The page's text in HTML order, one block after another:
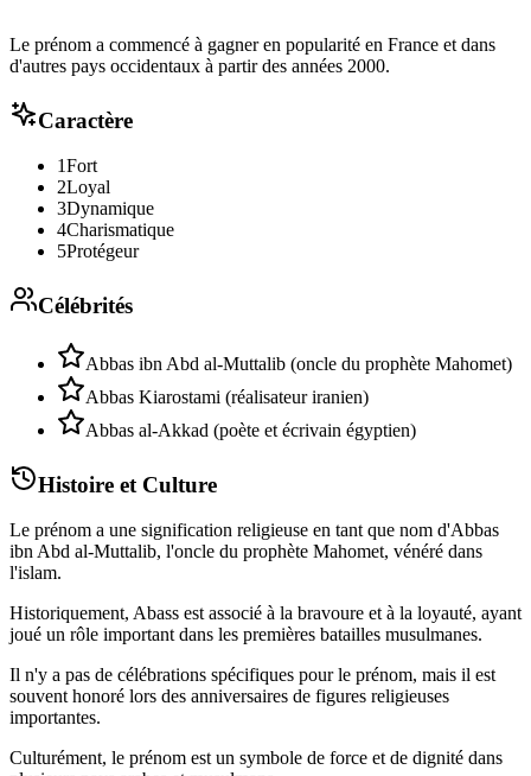
Le prénom a commencé à gagner en popularité en France et dans
d'autres pays occidentaux à partir des années 2000.
Caractère
1Fort
2Loyal
3Dynamique
4Charismatique
5Protégeur
Célébrités
Abbas ibn Abd al-Muttalib (oncle du prophète Mahomet)
Abbas Kiarostami (réalisateur iranien)
Abbas al-Akkad (poète et écrivain égyptien)
Histoire et Culture
Le prénom a une signification religieuse en tant que nom d'Abbas
ibn Abd al-Muttalib, l'oncle du prophète Mahomet, vénéré dans
l'islam.
Historiquement, Abass est associé à la bravoure et à la loyauté, ayant
joué un rôle important dans les premières batailles musulmanes.
Il n'y a pas de célébrations spécifiques pour le prénom, mais il est
souvent honoré lors des anniversaires de figures religieuses
importantes.
Culturément, le prénom est un symbole de force et de dignité dans